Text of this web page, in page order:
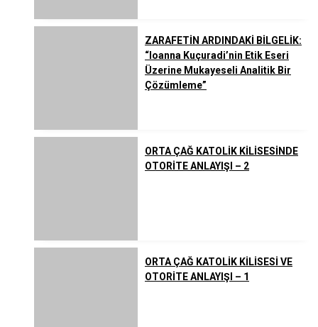
ZARAFETİN ARDINDAKİ BİLGELİK:
“Ioanna Kuçuradi’nin Etik Eseri
Üzerine Mukayeseli Analitik Bir
Çözümleme”
ORTA ÇAĞ KATOLİK KİLİSESİNDE
OTORİTE ANLAYIŞI – 2
ORTA ÇAĞ KATOLİK KİLİSESİ VE
OTORİTE ANLAYIŞI – 1